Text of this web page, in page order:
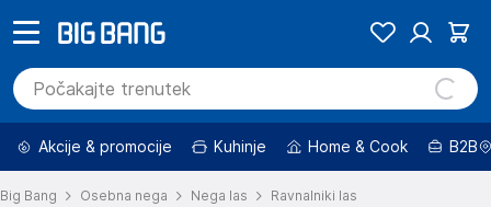
Akcije & promocije Kuhinje Home & Cook B2B
Big Bang Osebna nega Nega las Ravnalniki las